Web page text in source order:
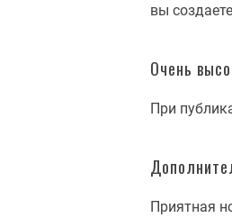
вы
Очень
При
Приятная